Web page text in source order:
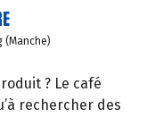
(Manche)
? Le café
rechercher des